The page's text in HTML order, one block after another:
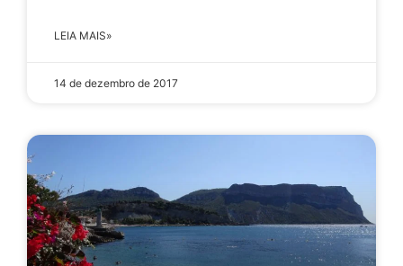
LEIA MAIS»
14 de dezembro de 2017